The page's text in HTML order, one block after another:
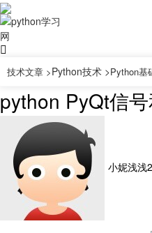
技术文章 >Python技术 >Python基
python PyQt信
小妮浅浅